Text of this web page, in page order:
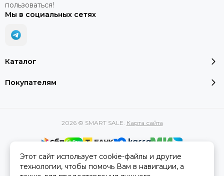
Каталог
Покупателям
пользоваться!
Мы в социальных сетях
2026 © SMART SALE. Карта сайта
Вся представленная на сайте информация, касающаяся
характеристик, стоимости товаров и услуг, носит
Этот сайт использует cookie-файлы и другие
технологии, чтобы помочь Вам в навигации, а